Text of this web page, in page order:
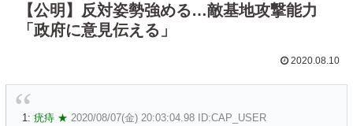
【公明】反対姿勢強める…敵基地攻撃能力
「政府に意見伝える」
2020.08.10
1: 疣痔 ★ 2020/08/07(金) 20:03:04.98 ID:CAP_USER